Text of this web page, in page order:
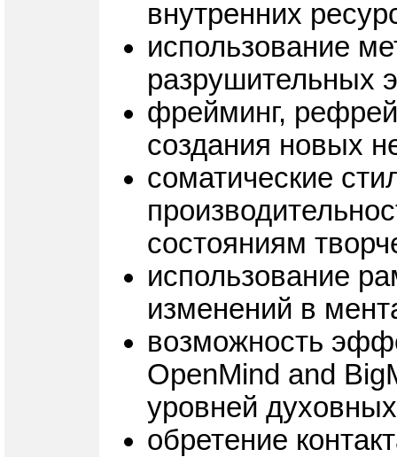
внутренних
использование
разрушительных
фрейминг,
создания новых
соматические
состояниям
использование
изменений в
возможность
OpenMind and
уровней
обретение